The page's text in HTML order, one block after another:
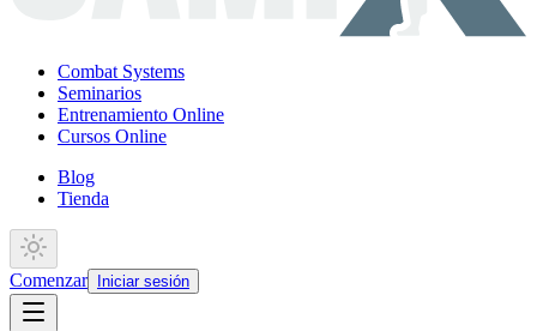
Combat Systems
Seminarios
Entrenamiento Online
Cursos Online
Blog
Tienda
Comenzar Iniciar sesión